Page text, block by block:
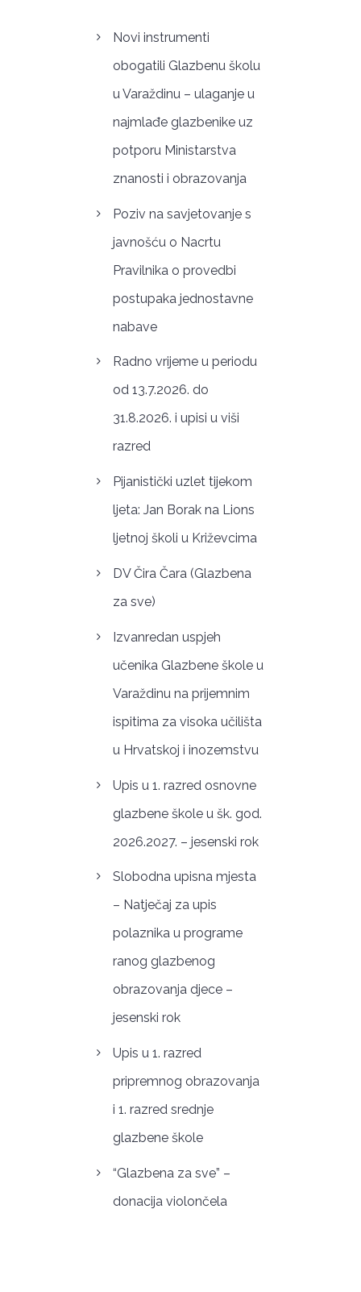
Novi instrumenti
obogatili Glazbenu školu
u Varaždinu – ulaganje u
najmlađe glazbenike uz
potporu Ministarstva
znanosti i obrazovanja
Poziv na savjetovanje s
javnošću o Nacrtu
Pravilnika o provedbi
postupaka jednostavne
nabave
Radno vrijeme u periodu
od 13.7.2026. do
31.8.2026. i upisi u viši
razred
Pijanistički uzlet tijekom
ljeta: Jan Borak na Lions
ljetnoj školi u Križevcima
DV Čira Čara (Glazbena
za sve)
Izvanredan uspjeh
učenika Glazbene škole u
Varaždinu na prijemnim
ispitima za visoka učilišta
u Hrvatskoj i inozemstvu
Upis u 1. razred osnovne
glazbene škole u šk. god.
2026.2027. – jesenski rok
Slobodna upisna mjesta
– Natječaj za upis
polaznika u programe
ranog glazbenog
obrazovanja djece –
jesenski rok
Upis u 1. razred
pripremnog obrazovanja
i 1. razred srednje
glazbene škole
“Glazbena za sve” –
donacija violončela